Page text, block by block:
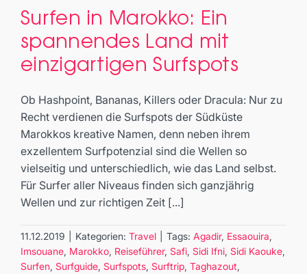
Surfen in Marokko: Ein
spannendes Land mit
einzigartigen Surfspots
Surfen in Marokko: Ein
spannendes Land mit
einzigartigen Surfspots
Ob Hashpoint, Bananas, Killers oder Dracula: Nur zu
Recht verdienen die Surfspots der Südküste
Marokkos kreative Namen, denn neben ihrem
exzellentem Surfpotenzial sind die Wellen so
vielseitig und unterschiedlich, wie das Land selbst.
Für Surfer aller Niveaus finden sich ganzjährig
Wellen und zur richtigen Zeit [...]
11.12.2019 Kategorien: Travel Tags: Agadir, Essaouira,
Imsouane, Marokko, Reiseführer, Safi, Sidi Ifni, Sidi Kaouke,
Surfen, Surfguide, Surfspots, Surftrip, Taghazout,